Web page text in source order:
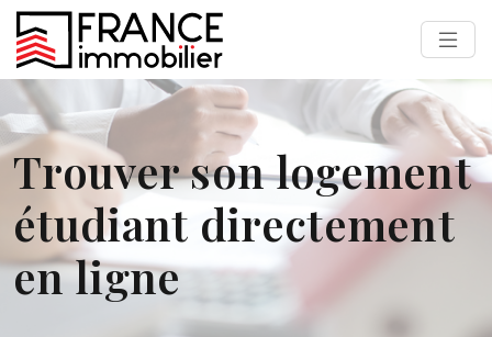
Trouver son logement
étudiant directement
en ligne